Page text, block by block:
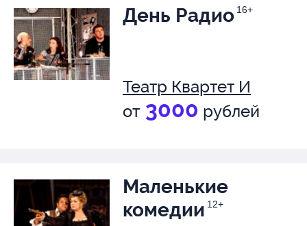
День Радио 16+
Театр Квартет И
от 3000 рублей
Маленькие
комедии 12+